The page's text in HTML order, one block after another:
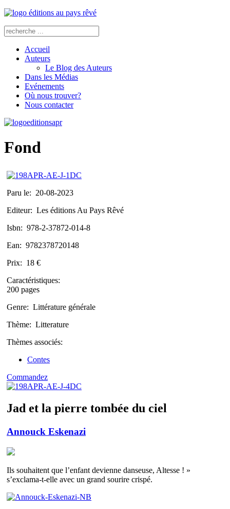
Accueil
Auteurs
Le Blog des Auteurs
Dans les Médias
Evénements
Où nous trouver?
Nous contacter
Fond
Paru le: 20-08-2023
Editeur: Les éditions Au Pays Rêvé
Isbn: 978-2-37872-014-8
Ean: 9782378720148
Prix: 18 €
Caractéristiques:
200 pages
Genre: Littérature générale
Thème: Litterature
Thèmes associés:
Contes
Commandez
Jad et la pierre tombée du ciel
Annouck Eskenazi
Ils souhaitent que l’enfant devienne danseuse, Altesse ! »
s’exclama-t-elle avec un grand sourire crispé.